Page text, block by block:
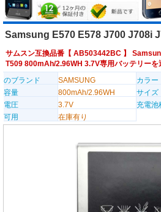
Samsung E570 E578 J700 J708i
サムスン互換品番【 AB503442BC 】
T509 800mAh/2.96WH 3.7V専用バッテリーを
のブランド
SAMSUNG カラー
容量
800mAh/2.96WH
サイズ
電圧
3.7V 充電池
可用
在庫有り